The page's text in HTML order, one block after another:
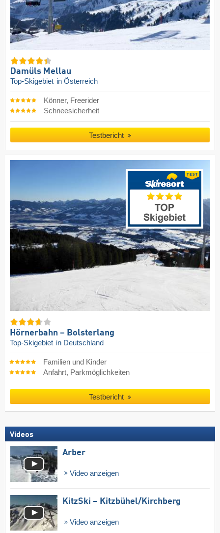
Damüls Mellau
Top-Skigebiet in Österreich
Könner, Freerider
Schneesicherheit
Testbericht
Hörnerbahn – Bolsterlang
Top-Skigebiet in Deutschland
Familien und Kinder
Anfahrt, Parkmöglichkeiten
Testbericht
Videos
Arber
Video anzeigen
KitzSki – Kitzbühel/​Kirchberg
Video anzeigen